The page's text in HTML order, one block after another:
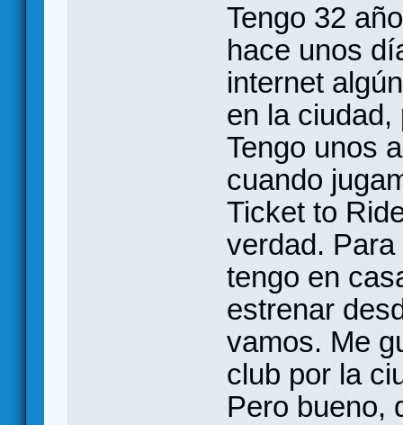
Tengo 32
hace unos
internet
en la ciudad,
Tengo unos
cuando
Ticket to
verdad.
tengo en
estrenar
vamos. Me
club por la
Pero bueno,